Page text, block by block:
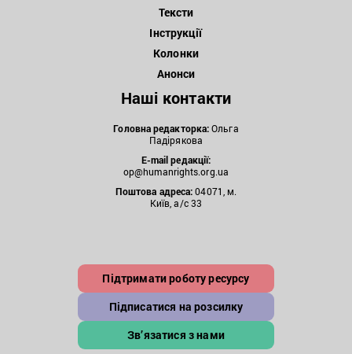
Тексти
Інструкції
Колонки
Анонси
Наші контакти
Головна редакторка:Ольга
Падірякова
E-mail редакції:
op@humanrights.org.ua
Поштова адреса:04071, м.
Київ, а/с 33
Підтримати роботу ресурсу
Підписатися на розсилку
Зв’язатися з нами